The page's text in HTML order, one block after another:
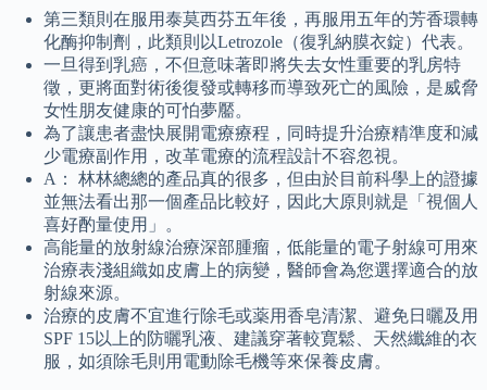
第三類則在服用泰莫西芬五年後，再服用五年的芳香環轉
化酶抑制劑，此類則以Letrozole（復乳納膜衣錠）代表。
一旦得到乳癌，不但意味著即將失去女性重要的乳房特
徵，更將面對術後復發或轉移而導致死亡的風險，是威脅
女性朋友健康的可怕夢靨。
為了讓患者盡快展開電療療程，同時提升治療精準度和減
少電療副作用，改革電療的流程設計不容忽視。
A： 林林總總的產品真的很多，但由於目前科學上的證據
並無法看出那一個產品比較好，因此大原則就是「視個人
喜好酌量使用」。
高能量的放射線治療深部腫瘤，低能量的電子射線可用來
治療表淺組織如皮膚上的病變，醫師會為您選擇適合的放
射線來源。
治療的皮膚不宜進行除毛或薬用香皂清潔、避免日曬及用
SPF 15以上的防曬乳液、建議穿著較寛鬆、天然纖維的衣
服，如須除毛則用電動除毛機等來保養皮膚。